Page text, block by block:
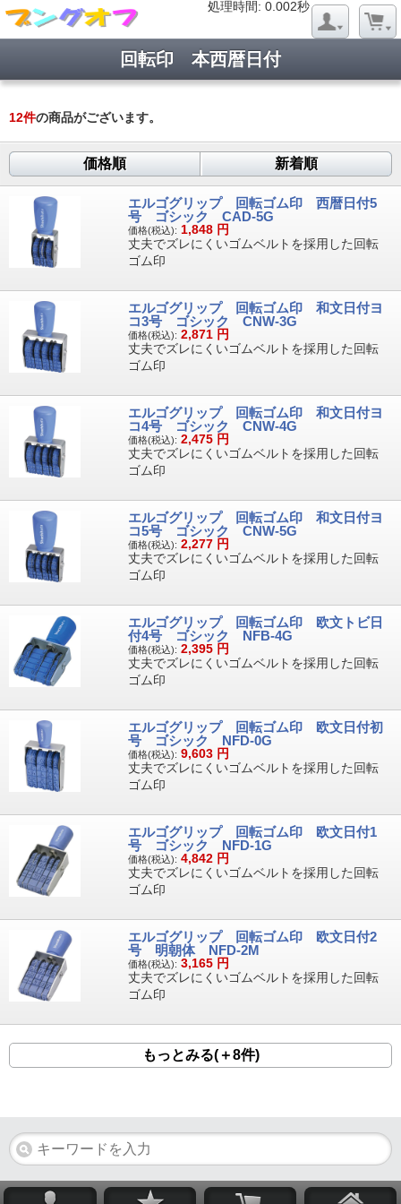
処理時間: 0.002秒
回転印 本西暦日付
12件の商品がございます。
価格順 新着順
エルゴグリップ 回転ゴム印 西暦日付5
号 ゴシック CAD-5G
価格(税込): 1,848 円
丈夫でズレにくいゴムベルトを採用した回転
ゴム印
エルゴグリップ 回転ゴム印 和文日付ヨ
コ3号 ゴシック CNW-3G
価格(税込): 2,871 円
丈夫でズレにくいゴムベルトを採用した回転
ゴム印
エルゴグリップ 回転ゴム印 和文日付ヨ
コ4号 ゴシック CNW-4G
価格(税込): 2,475 円
丈夫でズレにくいゴムベルトを採用した回転
ゴム印
エルゴグリップ 回転ゴム印 和文日付ヨ
コ5号 ゴシック CNW-5G
価格(税込): 2,277 円
丈夫でズレにくいゴムベルトを採用した回転
ゴム印
エルゴグリップ 回転ゴム印 欧文トビ日
付4号 ゴシック NFB-4G
価格(税込): 2,395 円
丈夫でズレにくいゴムベルトを採用した回転
ゴム印
エルゴグリップ 回転ゴム印 欧文日付初
号 ゴシック NFD-0G
価格(税込): 9,603 円
丈夫でズレにくいゴムベルトを採用した回転
ゴム印
エルゴグリップ 回転ゴム印 欧文日付1
号 ゴシック NFD-1G
価格(税込): 4,842 円
丈夫でズレにくいゴムベルトを採用した回転
ゴム印
エルゴグリップ 回転ゴム印 欧文日付2
号 明朝体 NFD-2M
価格(税込): 3,165 円
丈夫でズレにくいゴムベルトを採用した回転
ゴム印
もっとみる(＋8件)
処理時間: 0.018秒